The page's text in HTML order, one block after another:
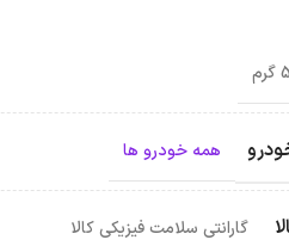
همه خودرو ها
گارانتی سلامت فیزیکی کالا